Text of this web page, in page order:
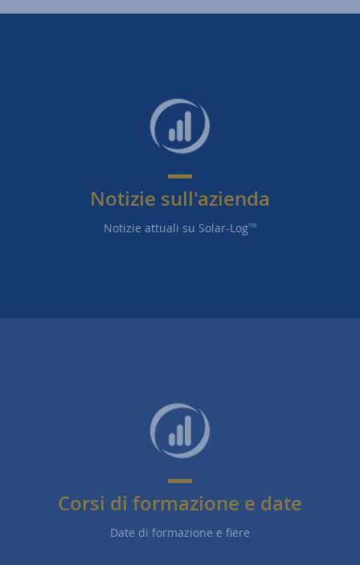
Notizie sull'azienda
Notizie attuali su Solar-LogTM
Corsi di formazione e date
Date di formazione e fiere